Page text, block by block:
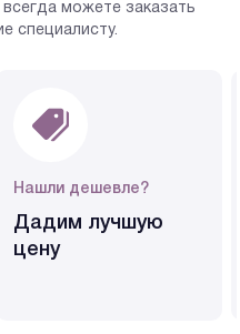
можете заказать
специалисту.
Нашли дешевле?
Дадим лучшую
цену